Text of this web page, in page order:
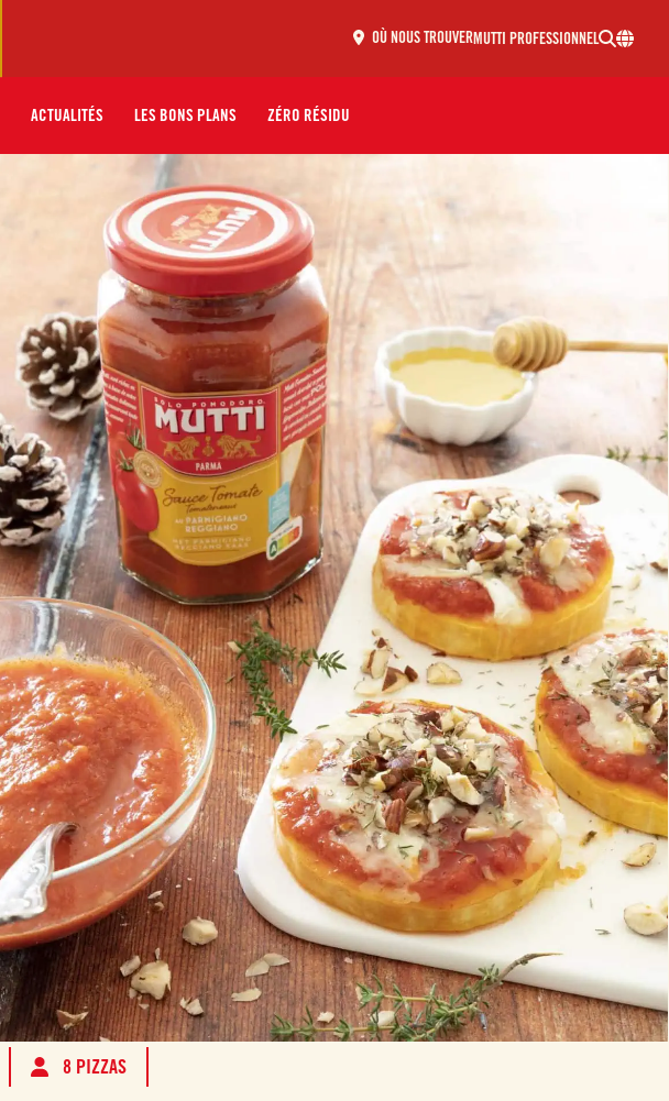
OÙ NOUS TROUVERMUTTI PROFESSIONNEL
ACTUALITÉS LES BONS PLANS ZÉRO RÉSIDU
8 PIZZAS